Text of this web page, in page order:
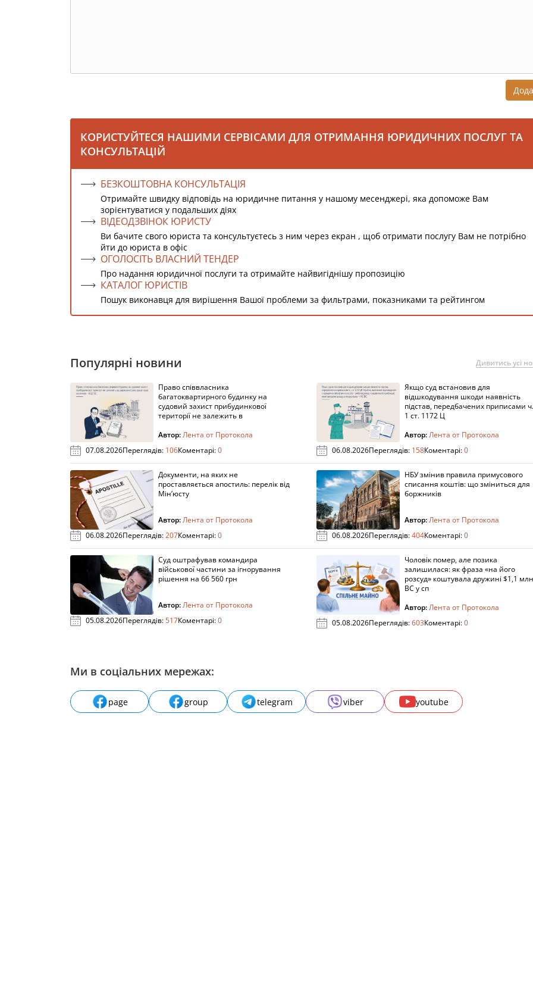
КОРИСТУЙТЕСЯ НАШИМИ СЕРВІСАМИ ДЛЯ ОТРИМАННЯ ЮРИДИЧНИХ ПОСЛУГ ТА
КОНСУЛЬТАЦІЙ
БЕЗКОШТОВНА КОНСУЛЬТАЦІЯ
Отримайте швидку відповідь на юридичне питання у нашому месенджері, яка допоможе Вам
зорієнтуватися у подальших діях
ВІДЕОДЗВІНОК ЮРИСТУ
Ви бачите свого юриста та консультуєтесь з ним через екран , щоб отримати послугу Вам не потрібно
йти до юриста в офіс
ОГОЛОСІТЬ ВЛАСНИЙ ТЕНДЕР
Про надання юридичної послуги та отримайте найвигіднішу пропозицію
КАТАЛОГ ЮРИСТІВ
Пошук виконавця для вирішення Вашої проблеми за фильтрами, показниками та рейтингом
Популярні новини Дивитись усі
Право співвласника
багатоквартирного будинку на
судовий захист прибудинкової
території не залежить в
Автор:Лента от Протокола
07.08.2026Переглядів: 106Коментарі:0
Якщо суд встановив для
відшкодування шкоди наявність
підстав, передбачених приписами ч.
1 ст. 1172 Ц
Автор:Лента от Протокола
06.08.2026Переглядів: 158Коментарі:0
Документи, на яких не
проставляється апостиль: перелік від
Мін’юсту
Автор:Лента от Протокола
06.08.2026Переглядів:207Коментарі:0
НБУ змінив правила примусового
списання коштів: що зміниться для
боржників
Автор:Лента от Протокола
06.08.2026Переглядів:404Коментарі:0
Суд оштрафував командира
військової частини за ігнорування
рішення на 66 560 грн
Автор:Лента от Протокола
05.08.2026Переглядів:517Коментарі:0
Чоловік помер, але позика
залишилася: як фраза «на його
розсуд» коштувала дружині $1,1
ВС у сп
Автор:Лента от Протокола
05.08.2026Переглядів:603Коментарі:0
Ми в соціальних мережах:
page group telegram viber youtube